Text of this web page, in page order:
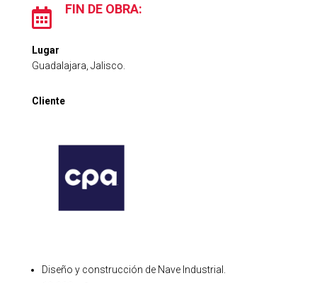
 FIN DE OBRA:
Lugar
Guadalajara, Jalisco.
Cliente
Diseño y construcción de Nave Industrial.